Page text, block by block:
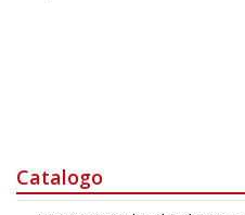
Catalogo